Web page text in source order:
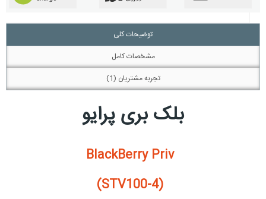
توضیحات کلی
مشخصات کامل
تجربه مشتریان (1)
بلک بری پرایو
BlackBerry Priv
(STV100-4)